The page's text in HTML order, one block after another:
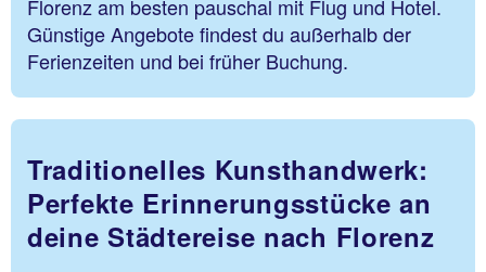
Florenz am besten pauschal mit Flug und Hotel.
Günstige Angebote findest du außerhalb der
Ferienzeiten und bei früher Buchung.
Traditionelles Kunsthandwerk:
Perfekte Erinnerungsstücke an
deine Städtereise nach Florenz